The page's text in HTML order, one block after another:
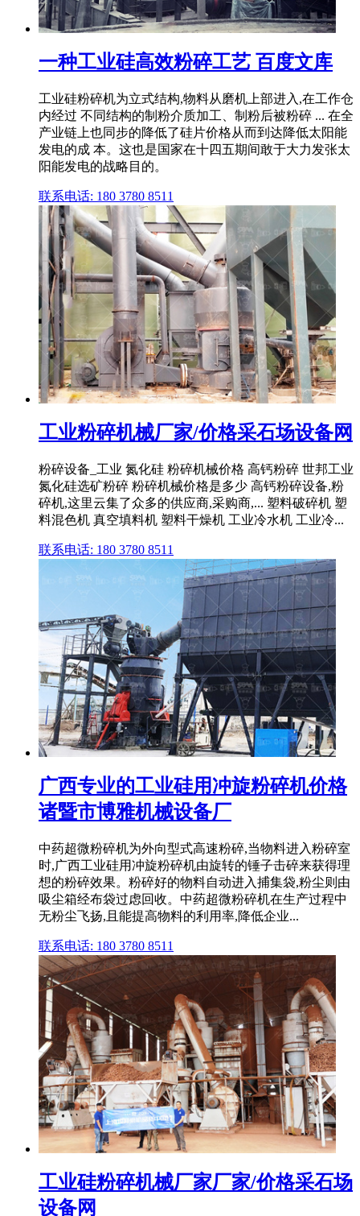
一种工业硅高效粉碎工艺 百度文库
工业硅粉碎机为立式结构,物料从磨机上部进入,在工作仓
内经过 不同结构的制粉介质加工、制粉后被粉碎 ... 在全
产业链上也同步的降低了硅片价格从而到达降低太阳能
发电的成 本。这也是国家在十四五期间敢于大力发张太
阳能发电的战略目的。
联系电话: 180 3780 8511
工业粉碎机械厂家/价格采石场设备网
粉碎设备_工业 氮化硅 粉碎机械价格 高钙粉碎 世邦工业
氮化硅选矿粉碎 粉碎机械价格是多少 高钙粉碎设备,粉
碎机,这里云集了众多的供应商,采购商,... 塑料破碎机 塑
料混色机 真空填料机 塑料干燥机 工业冷水机 工业冷...
联系电话: 180 3780 8511
广西专业的工业硅用冲旋粉碎机价格
诸暨市博雅机械设备厂
中药超微粉碎机为外向型式高速粉碎,当物料进入粉碎室
时,广西工业硅用冲旋粉碎机由旋转的锤子击碎来获得理
想的粉碎效果。粉碎好的物料自动进入捕集袋,粉尘则由
吸尘箱经布袋过虑回收。中药超微粉碎机在生产过程中
无粉尘飞扬,且能提高物料的利用率,降低企业...
联系电话: 180 3780 8511
工业硅粉碎机械厂家厂家/价格采石场
设备网